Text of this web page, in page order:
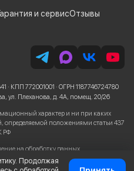
и сервисОтзывы
КПП 772001001 · ОГРН 1187746724780
ул. Плеханова, д. 4А, помещ. 20/26
характер и ни при каких
определяемой положениями статьи 437
РФ
на обработку данных
права защищены
Продолжая